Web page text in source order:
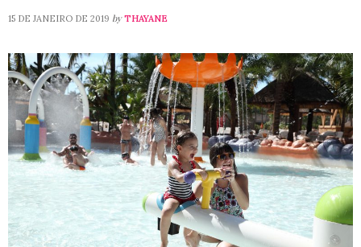
15 DE JANEIRO DE 2019 by THAYANE